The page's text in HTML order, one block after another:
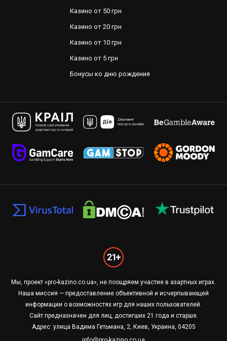
Казино от 50 грн
Казино от 20 грн
Казино от 10 грн
Казино от 5 грн
Бонусы ко дню рождения
Мы, проект «pro-kazino.co.ua», не поощряем участие в азартных играх.
Наша миссия — предоставление объективной и исчерпывающей
информации о возможностях игр для наших пользователей.
Сайт предназначен для лиц, достигших 21 года и старше.
Адрес: улица Вадима Гетьмана, 2, Киев, Украина, 04205